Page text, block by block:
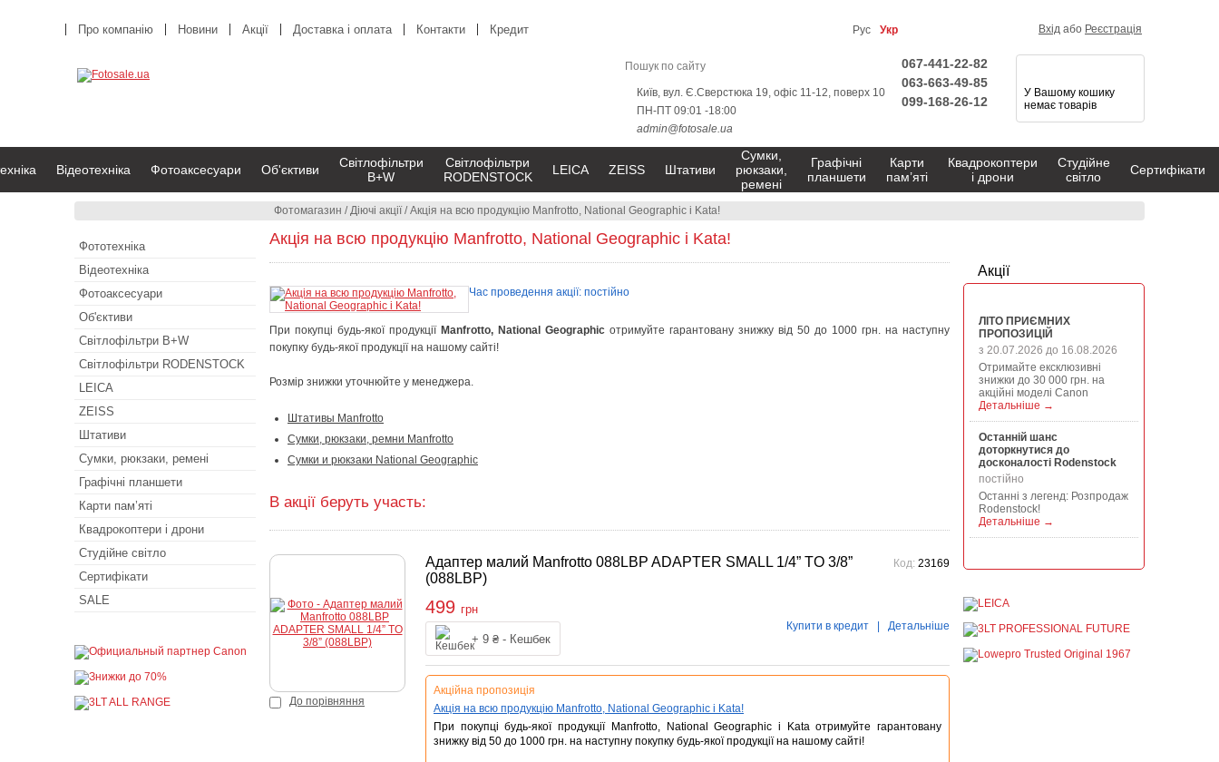
Фотомагазин /Діючі акції /Акція на всю продукцію Manfrotto, National Geographic і Kata!
Акція на всю продукцію Manfrotto, National Geographic і Kata!
Час проведення акції: постійно
При покупці будь-якої продукціїManfrotto, National Geographic отримуйте гарантовану знижку від 50 до 1000 грн. на наступну
покупку будь-якої продукції на нашому сайті!
Розмір знижки уточнюйте у менеджера.
Штативы Manfrotto
Сумки, рюкзаки, ремни Manfrotto
Сумки и рюкзаки National Geographic
В акції беруть участь:
До порівняння
Адаптер малий Manfrotto 088LBP ADAPTER SMALL 1/4” TO 3/8”
(088LBP)
Код: 23169
499 грн
+ 9 ₴ - Кешбек
Купити Купити в кредит | Детальніше
Акційна пропозиція
Акція на всю продукцію Manfrotto, National Geographic і Kata!
При покупці будь-якої продукції Manfrotto, National Geographic і Kata отримуйте гарантовану
знижку від 50 до 1000 грн. на наступну покупку будь-якої продукції на нашому сайті!
Акції
ЛІТО ПРИЄМНИХ
ПРОПОЗИЦІЙ
з 20.07.2026 до 16.08.2026
Отримайте ексклюзивні
знижки до 30 000 грн. на
акційні моделі Canon
Детальніше →
Останній шанс
доторкнутися до
досконалості Rodenstock
постійно
Останні з легенд: Розпродаж
Rodenstock!
Детальніше →
Manfrotto, National
продукції Manfrotto, National
гарантовану знижку від 50 до
Про компанію Новини Акції Доставка і оплата Контакти Кредит Рус Укр Вхідабо Реєстрація
Київ, вул. Є.Сверстюка 19, офіс 11-12, поверх 10
ПН-ПТ 09:01 -18:00
admin@fotosale.ua
067-441-22-82
063-663-49-85
099-168-26-12
У Вашому кошику
немає товарів
Відеотехніка Фотоаксесуари Об'єктиви
Світлофільтри
B+W
Світлофільтри
RODENSTOCK
LEICA ZEISS Штативи
Сумки,
рюкзаки,
ремені
Графічні
планшети
Карти
пам’яті
Квадрокоптери
і дрони
Студійне
світло
Сертифікати
Фототехніка
Відеотехніка
Фотоаксесуари
Об'єктиви
Світлофільтри B+W
Світлофільтри RODENSTOCK
LEICA
ZEISS
Штативи
Сумки, рюкзаки, ремені
Графічні планшети
Карти пам’яті
Квадрокоптери і дрони
Студійне світло
Сертифікати
SALE